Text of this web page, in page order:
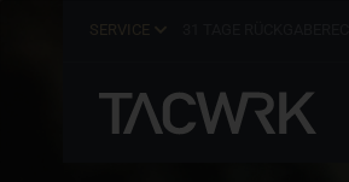
SERVICE